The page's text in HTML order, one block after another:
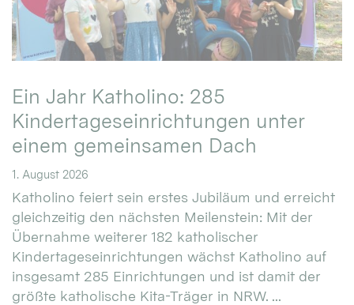
Ein Jahr Katholino: 285
Kindertageseinrichtungen unter
einem gemeinsamen Dach
1. August 2026
Katholino feiert sein erstes Jubiläum und erreicht
gleichzeitig den nächsten Meilenstein: Mit der
Übernahme weiterer 182 katholischer
Kindertageseinrichtungen wächst Katholino auf
insgesamt 285 Einrichtungen und ist damit der
größte katholische Kita-Träger in NRW. ...